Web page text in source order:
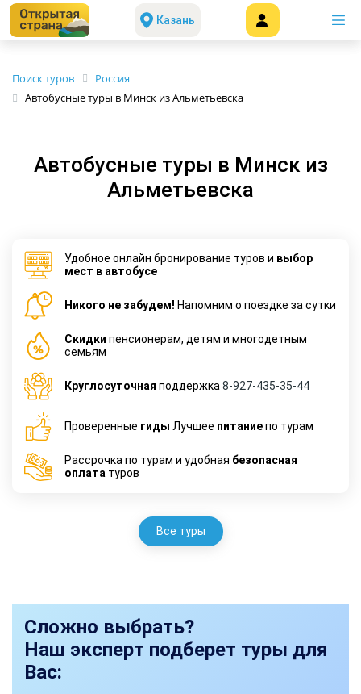
Казань
Поиск туров
Россия
Автобусные туры в Минск из Альметьевска
Автобусные туры в Минск из
Альметьевска
Удобное онлайн бронирование туров и выбор
мест в автобусе
Никого не забудем! Напомним о поездке за сутки
Cкидки пенсионерам, детям и многодетным
семьям
Круглосуточная поддержка 8-927-435-35-44
Проверенные гиды Лучшее питаниепо турам
Рассрочка по турам и удобная безопасная
оплата туров
Все туры
Сложно выбрать?
Наш эксперт подберет туры для
Вас: